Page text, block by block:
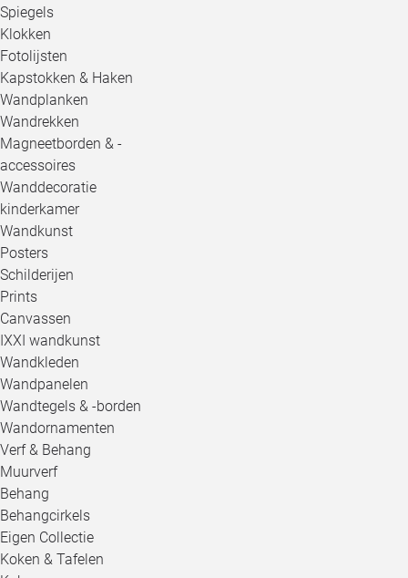
Spiegels
Klokken
Fotolijsten
Kapstokken & Haken
Wandplanken
Wandrekken
Magneetborden & -
accessoires
Wanddecoratie
kinderkamer
Wandkunst
Posters
Schilderijen
Prints
Canvassen
IXXI wandkunst
Wandkleden
Wandpanelen
Wandtegels & -borden
Wandornamenten
Verf & Behang
Muurverf
Behang
Behangcirkels
Eigen Collectie
Koken & Tafelen